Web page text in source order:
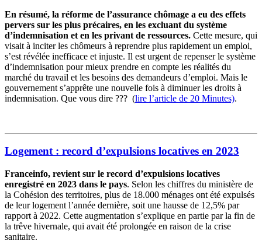
En résumé, la réforme de l’assurance chômage a eu des effets
pervers sur les plus précaires, en les excluant du système
d’indemnisation et en les privant de ressources. Cette mesure, qui
visait à inciter les chômeurs à reprendre plus rapidement un emploi,
s’est révélée inefficace et injuste. Il est urgent de repenser le système
d’indemnisation pour mieux prendre en compte les réalités du
marché du travail et les besoins des demandeurs d’emploi. Mais le
gouvernement s’apprête une nouvelle fois à diminuer les droits à
indemnisation. Que vous dire ??? (lire l’article de 20 Minutes).
Logement : record d’expulsions locatives en 2023
Franceinfo, revient sur le record d’expulsions locatives
enregistré en 2023 dans le pays. Selon les chiffres du ministère de
la Cohésion des territoires, plus de 18.000 ménages ont été expulsés
de leur logement l’année dernière, soit une hausse de 12,5% par
rapport à 2022. Cette augmentation s’explique en partie par la fin de
la trêve hivernale, qui avait été prolongée en raison de la crise
sanitaire.